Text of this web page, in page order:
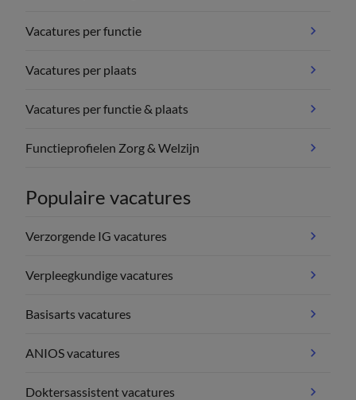
Vacatures per functie
Vacatures per plaats
Vacatures per functie & plaats
Functieprofielen Zorg & Welzijn
Populaire vacatures
Verzorgende IG vacatures
Verpleegkundige vacatures
Basisarts vacatures
ANIOS vacatures
Doktersassistent vacatures